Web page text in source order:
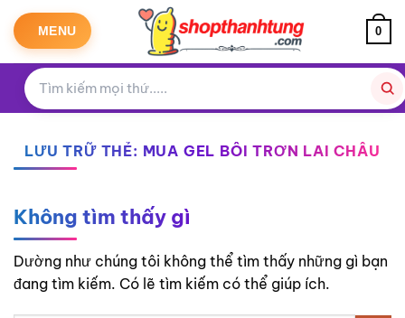
qua
dung
MENU 0
LƯU TRỮ THẺ: MUA GEL BÔI TRƠN LAI CHÂU
Không tìm thấy gì
Dường như chúng tôi không thể tìm thấy những gì bạn
đang tìm kiếm. Có lẽ tìm kiếm có thể giúp ích.